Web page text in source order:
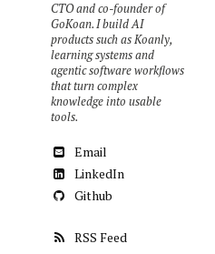
CTO and co-founder of
GoKoan. I build AI
products such as Koanly,
learning systems and
agentic software workflows
that turn complex
knowledge into usable
tools.
Email
LinkedIn
Github
RSS Feed